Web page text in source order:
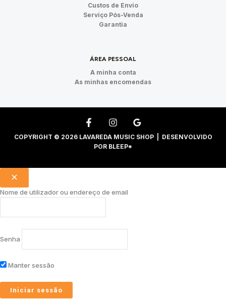
Custos de Envio
Serviço Pós-Venda
Garantia
ÁREA PESSOAL
A minha conta
As minhas encomendas
COPYRIGHT © 2026 LAVAREDA MUSIC SHOP | DESENVOLVIDO
POR BLEEP*
Nome de utilizador ou endereço de email
Senha
Manter sessão